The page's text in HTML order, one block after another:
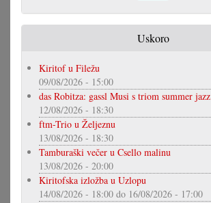
Uskoro
Kiritof u Filežu
09/08/2026 - 15:00
das Robitza: gassl Musi s triom summer jazz
12/08/2026 - 18:30
ftm-Trio u Željeznu
13/08/2026 - 18:30
Tamburaški večer u Csello malinu
13/08/2026 - 20:00
Kiritofska izložba u Uzlopu
14/08/2026 - 18:00 do 16/08/2026 - 17:00